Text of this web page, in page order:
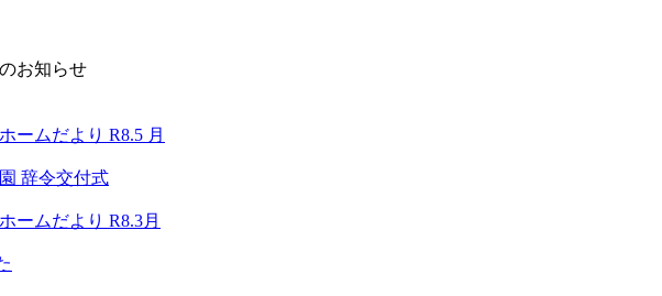
お知らせ
ームだより R8.5 月
辞令交付式
ームだより R8.3月